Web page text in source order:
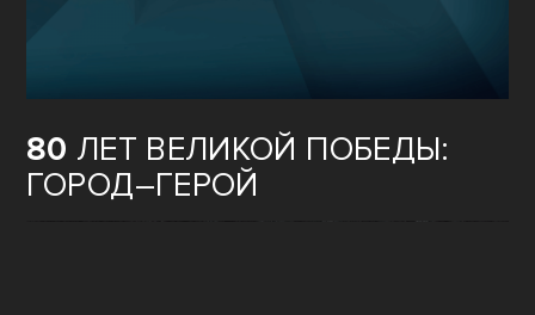
80 ЛЕТ ВЕЛИКОЙ ПОБЕДЫ:
ГОРОД–ГЕРОЙ